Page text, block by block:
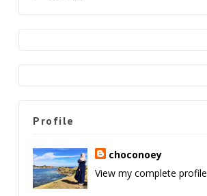
Profile
choconoey
View my complete profile